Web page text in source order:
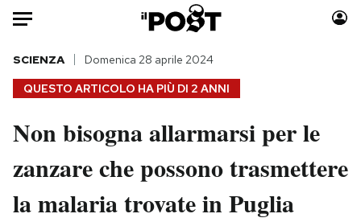
Auto
HOME
Italia
Politica
Tecnologia
Moda
Consumismi
Storie/Idee
QUESTO ARTICOLO HA PIÙ DI 2 ANNI
SCIENZA Domenica 28 aprile 2024
Non bisogna allarmarsi per le
zanzare che possono trasmettere
la malaria trovate in Puglia